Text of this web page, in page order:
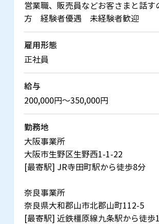
営業職、販売員などお客さまと話す
方 経験者優遇 未経験者歓迎
雇用形態
正社員
給与
200,000円～350,000円
勤務地
大阪事業所
大阪市生野区生野西1-1-22
[最寄駅] JR寺田町駅から徒歩8分
奈良事業所
奈良県大和郡山市北郡山町112-5
[最寄駅] 近鉄橿原線九条駅から徒歩